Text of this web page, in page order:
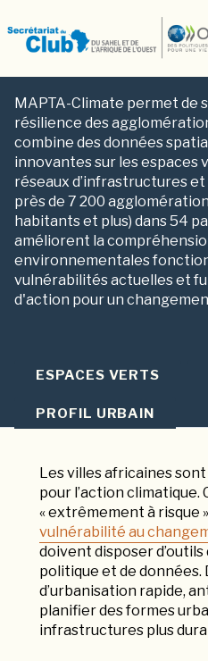
CLIMAT
MAPTA-Climate permet de
résilience des
combine des données
innovantes sur les espaces
réseaux d’infrastructures
près de 7 200
habitants et plus) dans 54
améliorent la
environnementales
vulnérabilités actuelles et
d'action pour un
ESPACES VERTS
PROFIL URBAIN
Les villes africaines
pour l’action climatique.
« extrêmement à risque
vulnérabilité au
doivent disposer d’outils
politique et de données.
d’urbanisation rapide,
planifier des formes
infrastructures plus